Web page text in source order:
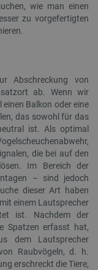
wie man einen
zu vorgefertigten
Abschreckung von
ab. Wenn wir
Balkon oder eine
das sowohl für das
ist. Als optimal
die bei auf den
Im Bereich der
– sind jedoch
dieser Art haben
einem Lautsprecher
ist. Nachdem der
Spatzen erfasst hat,
dem Lautsprecher
Raubvögeln, d. h.
erschreckt die Tiere,
botland.de
.botland.de
.botland.de
von Google